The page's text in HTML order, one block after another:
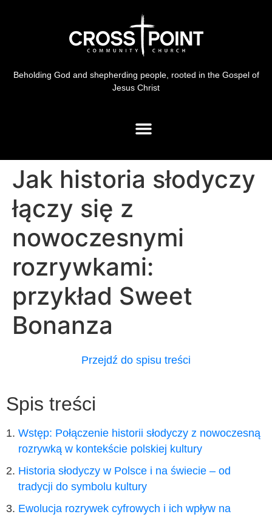
Beholding God and shepherding people, rooted in the Gospel of
Jesus Christ
Jak historia słodyczy
łączy się z
nowoczesnymi
rozrywkami:
przykład Sweet
Bonanza
Przejdź do spisu treści
Spis treści
Wstęp: Połączenie historii słodyczy z nowoczesną
rozrywką w kontekście polskiej kultury
Historia słodyczy w Polsce i na świecie – od
tradycji do symbolu kultury
Ewolucja rozrywek cyfrowych i ich wpływ na